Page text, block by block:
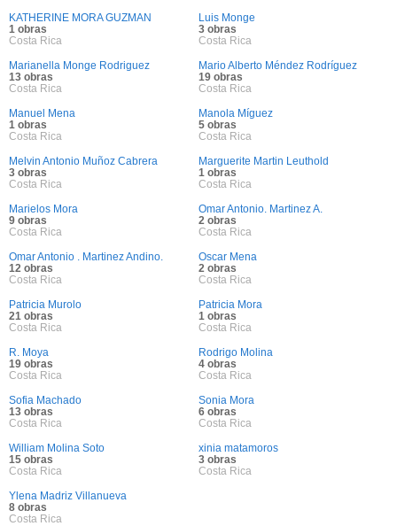
KATHERINE MORA GUZMAN
1 obras
Costa Rica
Luis Monge
3 obras
Costa Rica
Marianella Monge Rodriguez
13 obras
Costa Rica
Mario Alberto Méndez Rodríguez
19 obras
Costa Rica
Manuel Mena
1 obras
Costa Rica
Manola Míguez
5 obras
Costa Rica
Melvin Antonio Muñoz Cabrera
3 obras
Costa Rica
Marguerite Martin Leuthold
1 obras
Costa Rica
Marielos Mora
9 obras
Costa Rica
Omar Antonio. Martinez A.
2 obras
Costa Rica
Omar Antonio . Martinez Andino.
12 obras
Costa Rica
Oscar Mena
2 obras
Costa Rica
Patricia Murolo
21 obras
Costa Rica
Patricia Mora
1 obras
Costa Rica
R. Moya
19 obras
Costa Rica
Rodrigo Molina
4 obras
Costa Rica
Sofia Machado
13 obras
Costa Rica
Sonia Mora
6 obras
Costa Rica
William Molina Soto
15 obras
Costa Rica
xinia matamoros
3 obras
Costa Rica
Ylena Madriz Villanueva
8 obras
Costa Rica